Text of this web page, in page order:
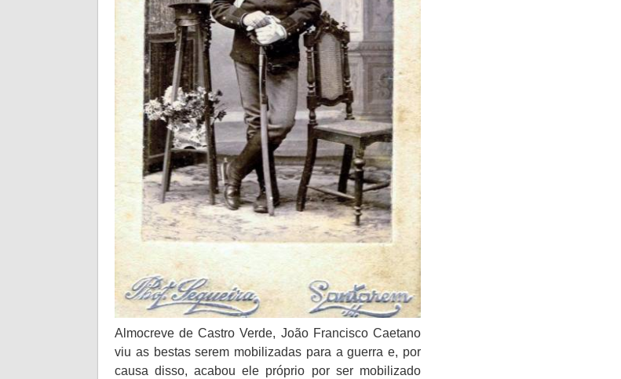
Almocreve de Castro Verde, João Francisco Caetano
viu as bestas serem mobilizadas para a guerra e, por
causa disso, acabou ele próprio por ser mobilizado